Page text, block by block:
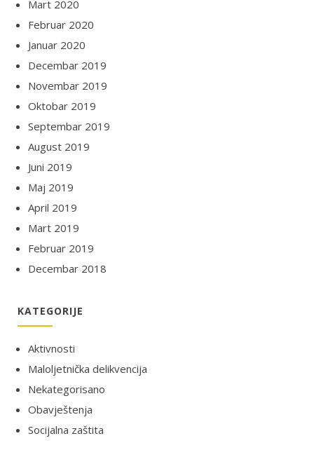
Mart 2020
Februar 2020
Januar 2020
Decembar 2019
Novembar 2019
Oktobar 2019
Septembar 2019
August 2019
Juni 2019
Maj 2019
April 2019
Mart 2019
Februar 2019
Decembar 2018
KATEGORIJE
Aktivnosti
Maloljetnička delikvencija
Nekategorisano
Obavještenja
Socijalna zaštita